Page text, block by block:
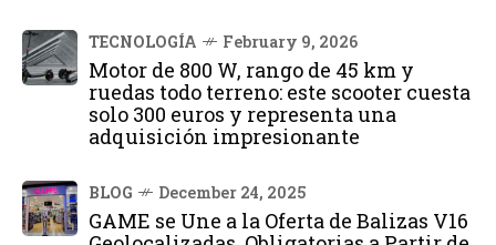
TECNOLOGÍA February 9, 2026
Motor de 800 W, rango de 45 km y
ruedas todo terreno: este scooter cuesta
solo 300 euros y representa una
adquisición impresionante
BLOG December 24, 2025
GAME se Une a la Oferta de Balizas V16